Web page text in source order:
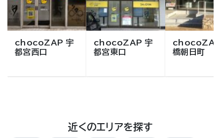
chocoZAP 宇
都宮西口
chocoZAP 宇
都宮東口
chocoZAP
橋朝日町
近くのエリアを探す